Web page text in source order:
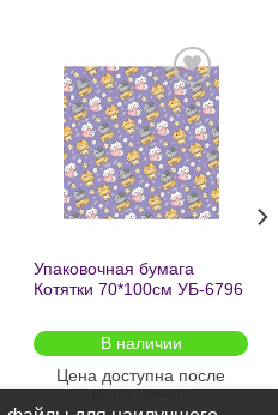
Добавить
в список
желаний
Упаковочная бумага
Котятки 70*100см УБ-6796
В наличии
Цена доступна после
регистрации